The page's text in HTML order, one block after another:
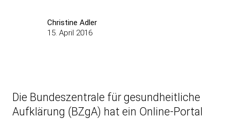
Christine Adler
15. April 2016
Die Bundeszentrale für gesundheitliche
Aufklärung (BZgA) hat ein Online-Portal